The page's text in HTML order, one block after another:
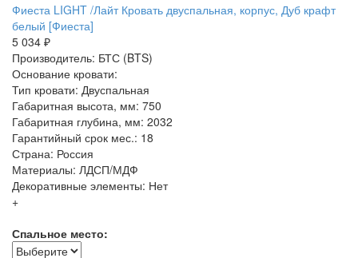
Фиеста LIGHT /Лайт Кровать двуспальная, корпус, Дуб крафт
белый [Фиеста]
5 034 ₽
Производитель: БТС (BTS)
Основание кровати:
Тип кровати: Двуспальная
Габаритная высота, мм: 750
Габаритная глубина, мм: 2032
Гарантийный срок мес.: 18
Страна: Россия
Материалы: ЛДСП/МДФ
Декоративные элементы: Нет
+
Спальное место: